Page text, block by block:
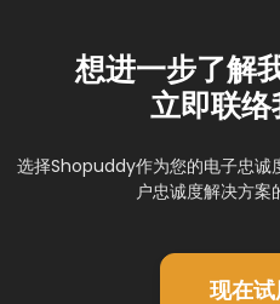
想进一步了解
立即联络
选择Shopuddy作为您的电子忠诚
户忠诚度解决方案
现在试